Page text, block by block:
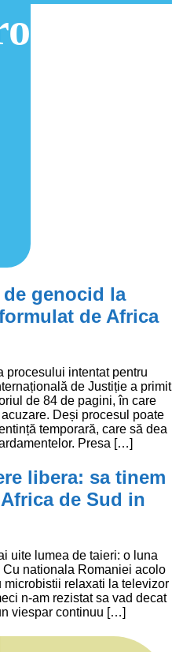
genocid la
de Africa
procesului intentat pentru
de Justiție a primit
de 84 de pagini, în care
Deși procesul poate
temporară, care să dea
Presa […]
libera: sa tinem
de Sud in
uite lumea de taieri: o luna
nationala Romaniei acolo
relaxati la televizor
n-am rezistat sa vad decat
viespar continuu […]